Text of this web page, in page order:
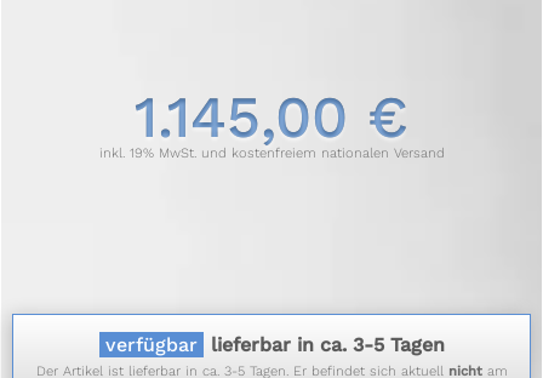
1.145,00 €
inkl. 19% MwSt. und kostenfreiem nationalen Versand
verfügbar lieferbar in ca. 3-5 Tagen
Der Artikel ist lieferbar in ca. 3-5 Tagen. Er befindet sich aktuell nichtam